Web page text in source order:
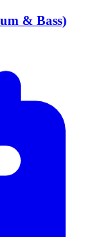
& Bass)